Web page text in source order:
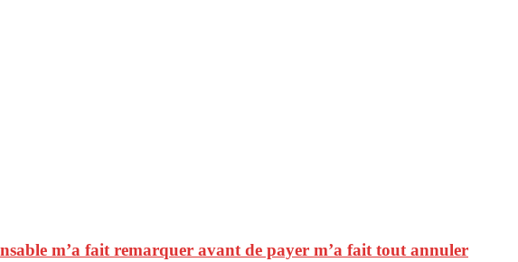
m’a fait remarquer avant de payer m’a fait tout annuler